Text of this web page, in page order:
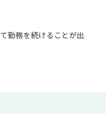
勤務を続けることが出